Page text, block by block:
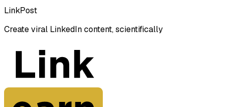
LinkPost
Create viral LinkedIn content, scientifically